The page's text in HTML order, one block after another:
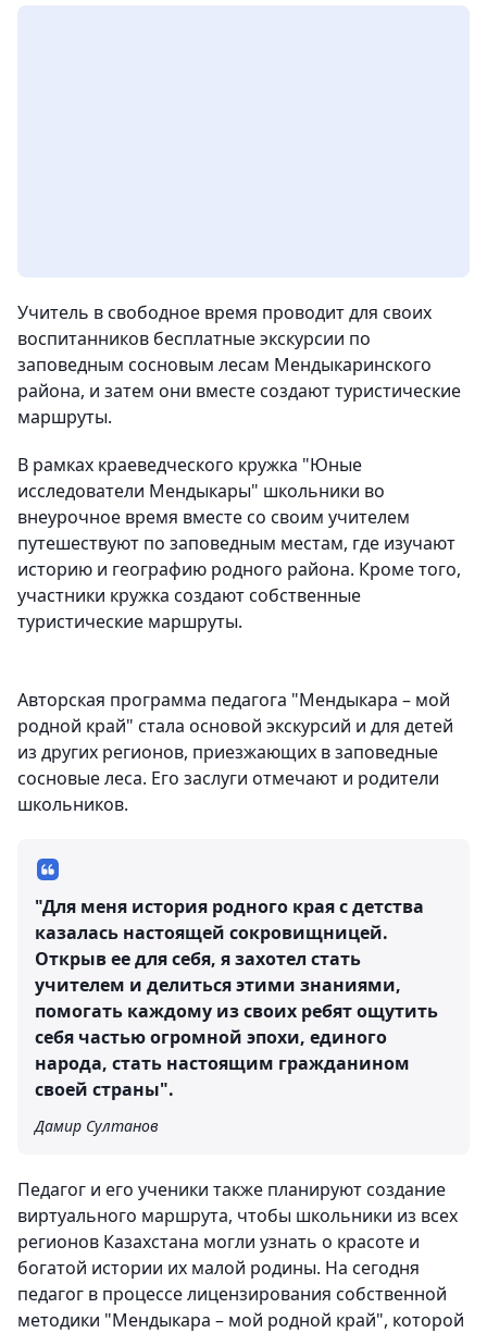
Учитель в свободное время проводит для своих
воспитанников бесплатные экскурсии по
заповедным сосновым лесам Мендыкаринского
района, и затем они вместе создают туристические
маршруты.
В рамках краеведческого кружка "Юные
исследователи Мендыкары" школьники во
внеурочное время вместе со своим учителем
путешествуют по заповедным местам, где изучают
историю и географию родного района. Кроме того,
участники кружка создают собственные
туристические маршруты.
Авторская программа педагога "Мендыкара – мой
родной край" стала основой экскурсий и для детей
из других регионов, приезжающих в заповедные
сосновые леса. Его заслуги отмечают и родители
школьников.
"Для меня история родного края с детства
казалась настоящей сокровищницей.
Открыв ее для себя, я захотел стать
учителем и делиться этими знаниями,
помогать каждому из своих ребят ощутить
себя частью огромной эпохи, единого
народа, стать настоящим гражданином
своей страны".
Дамир Султанов
Педагог и его ученики также планируют создание
виртуального маршрута, чтобы школьники из всех
регионов Казахстана могли узнать о красоте и
богатой истории их малой родины. На сегодня
педагог в процессе лицензирования собственной
методики "Мендыкара – мой родной край", которой